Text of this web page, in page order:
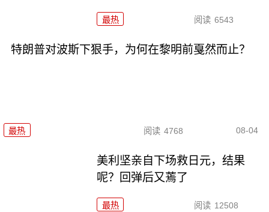
最热 阅读 6543
特朗普对波斯下狠手，为何在黎明前戛然而止？
最热 阅读 4768 08-04
美利坚亲自下场救日元，结果
呢？回弹后又蔫了
最热 阅读 12508